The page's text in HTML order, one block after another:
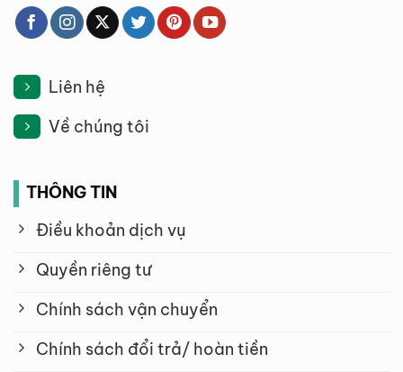
Liên hệ
Về chúng tôi
THÔNG TIN
Điều khoản dịch vụ
Quyền riêng tư
Chính sách vận chuyển
Chính sách đổi trả/ hoàn tiền